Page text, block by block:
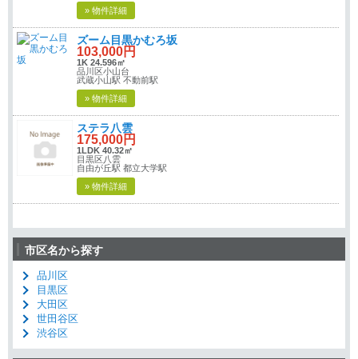
» 物件詳細
ズーム目黒かむろ坂
103,000円
1K 24.596㎡
品川区小山台
武蔵小山駅 不動前駅
» 物件詳細
ステラ八雲
175,000円
1LDK 40.32㎡
目黒区八雲
自由が丘駅 都立大学駅
» 物件詳細
市区名から探す
品川区
目黒区
大田区
世田谷区
渋谷区